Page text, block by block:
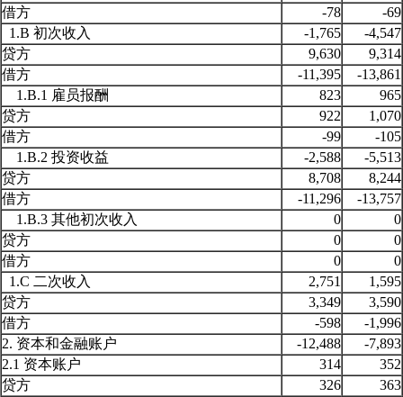
借方
-78
-69
1.B 初次收入
-1,765
-4,547
贷方
9,630
9,314
借方
-11,395
-13,861
1.B.1 雇员报酬
823
965
贷方
922
1,070
借方
-99
-105
1.B.2 投资收益
-2,588
-5,513
贷方
8,708
8,244
借方
-11,296
-13,757
1.B.3 其他初次收入
0
0
贷方
0
0
借方
0
0
1.C 二次收入
2,751
1,595
贷方
3,349
3,590
借方
-598
-1,996
2. 资本和金融账户
-12,488
-7,893
2.1 资本账户
314
352
贷方
326
363